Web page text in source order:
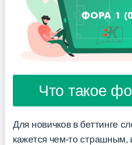
Что такое
Для новичков в беттинге
кажется чем-то страшным,